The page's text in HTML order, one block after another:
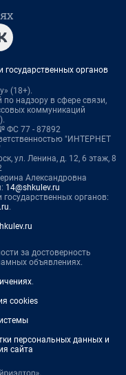
органов
(18+).
надзору в сфере связи,
коммуникаций
ФС 77 - 87892
"ИНТЕРНЕТ
ул. Ленина, д. 12, 6 этаж, 8
Александровна
14@shkulev.ru
органов:
.
за достоверность
объявлениях.
.
cookies
персональных данных и
сайта